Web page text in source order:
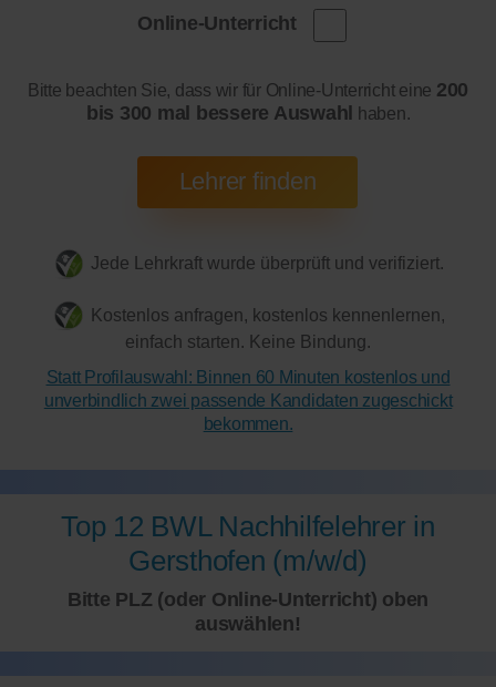
Online-Unterricht
Bitte beachten Sie, dass wir für Online-Unterricht eine 200
bis 300 mal bessere Auswahl haben.
Jede Lehrkraft wurde überprüft und verifiziert.
Kostenlos anfragen, kostenlos kennenlernen,
einfach starten. Keine Bindung.
Statt Profilauswahl: Binnen 60 Minuten kostenlos und
unverbindlich zwei passende Kandidaten zugeschickt
bekommen.
Top 12 BWL Nachhilfelehrer in
Gersthofen (m/w/d)
Bitte PLZ (oder Online-Unterricht) oben
auswählen!